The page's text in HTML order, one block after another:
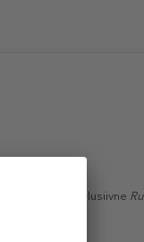
koostis. Eksklusiivne